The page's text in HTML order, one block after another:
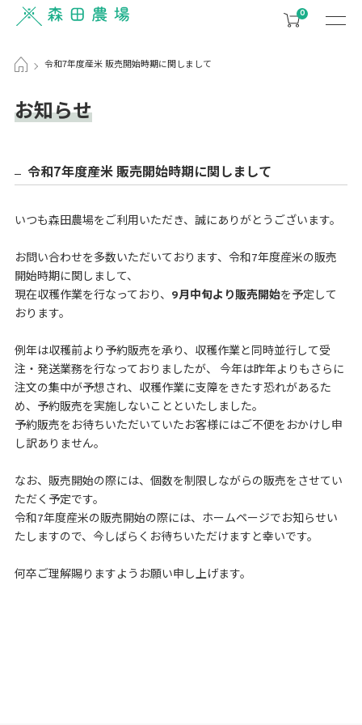
0
令和7年度産米 販売開始時期に関しまして
お知らせ
令和7年度産米 販売開始時期に関しまして
いつも森田農場をご利用いただき、誠にありがとうございます。
お問い合わせを多数いただいております、令和7年度産米の販売
開始時期に関しまして、
現在収穫作業を行なっており、 9月中旬より販売開始を予定して
おります。
例年は収穫前より予約販売を承り、収穫作業と同時並行して受
注・発送業務を行なっておりましたが、 今年は昨年よりもさらに
注文の集中が予想され、収穫作業に支障をきたす恐れがあるた
め、予約販売を実施しないことといたしました。
予約販売をお待ちいただいていたお客様にはご不便をおかけし申
し訳ありません。
なお、販売開始の際には、個数を制限しながらの販売をさせてい
ただく予定です。
令和7年度産米の販売開始の際には、ホームページでお知らせい
たしますので、今しばらくお待ちいただけますと幸いです。
何卒ご理解賜りますようお願い申し上げます。